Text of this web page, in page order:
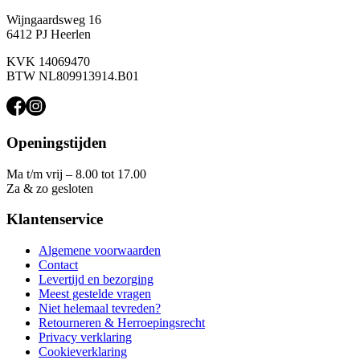
Wijngaardsweg 16
6412 PJ Heerlen
KVK 14069470
BTW NL809913914.B01
Openingstijden
Ma t/m vrij – 8.00 tot 17.00
Za & zo gesloten
Klantenservice
Algemene voorwaarden
Contact
Levertijd en bezorging
Meest gestelde vragen
Niet helemaal tevreden?
Retourneren & Herroepingsrecht
Privacy verklaring
Cookieverklaring